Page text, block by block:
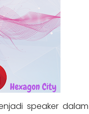
speaker dalam